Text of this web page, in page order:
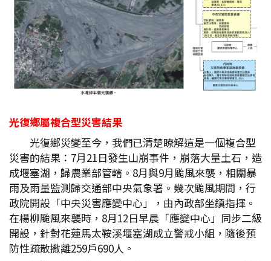
光復鄉屬複合型災害結果
光復鄉災變至今，我們已清楚瞭解這是一個複合型
災害的結果：7月21日發生山崩事件，崩落大量土石，造
成堰塞湖，歸農業部管轄。8月與9月颱風來襲，相關暴
雨及雨量監測歸交通部中央氣象署。幾次颱風期間，行
政院開設「中央災害應變中心」，由內政部坐鎮指揮。
在楊柳颱風來襲時，8月12日早晨「應變中心」同步二級
開設，針對花蓮馬太鞍溪堰塞湖成立警戒小組，隨後預
防性疏散撤離259戶690人。